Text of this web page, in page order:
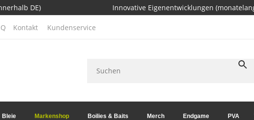
DE) Innovative Eigenentwicklungen
Kontakt Kundenservice
Bleie Markenshop Boilies & Baits Merch Endgame PVA